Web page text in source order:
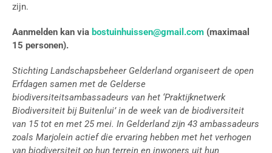
zijn.
Aanmelden kan via bostuinhuissen@gmail.com (maximaal
15 personen).
Stichting Landschapsbeheer Gelderland organiseert de open
Erfdagen samen met de Gelderse
biodiversiteitsambassadeurs van het ‘Praktijknetwerk
Biodiversiteit bij Buitenlui’ in de week van de biodiversiteit
van 15 tot en met 25 mei. In Gelderland zijn 43 ambassadeurs
zoals Marjolein actief die ervaring hebben met het verhogen
van biodiversiteit op hun terrein en inwoners uit hun